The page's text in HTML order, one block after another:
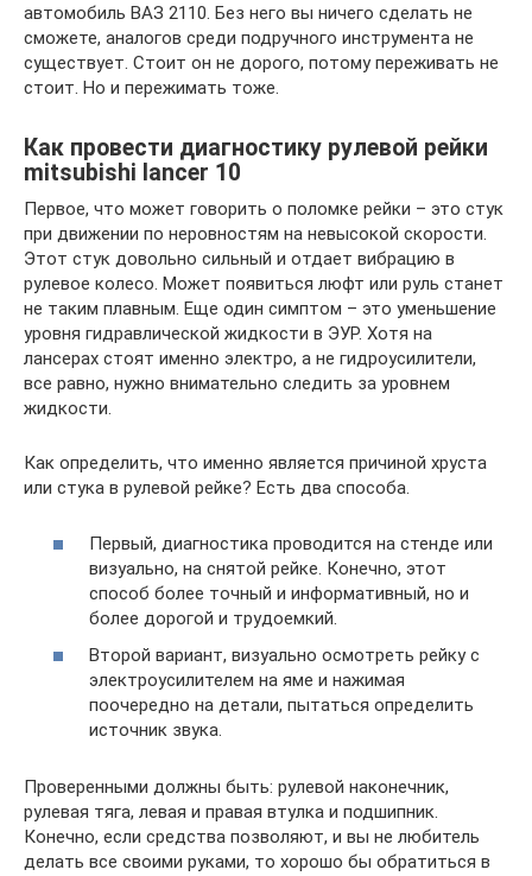
автомобиль ВАЗ 2110. Без него вы ничего сделать не
сможете, аналогов среди подручного инструмента не
существует. Стоит он не дорого, потому переживать не
стоит. Но и пережимать тоже.
Как провести диагностику рулевой рейки
mitsubishi lancer 10
Первое, что может говорить о поломке рейки – это стук
при движении по неровностям на невысокой скорости.
Этот стук довольно сильный и отдает вибрацию в
рулевое колесо. Может появиться люфт или руль станет
не таким плавным. Еще один симптом – это уменьшение
уровня гидравлической жидкости в ЭУР. Хотя на
лансерах стоят именно электро, а не гидроусилители,
все равно, нужно внимательно следить за уровнем
жидкости.
Как определить, что именно является причиной хруста
или стука в рулевой рейке? Есть два способа.
Первый, диагностика проводится на стенде или
визуально, на снятой рейке. Конечно, этот
способ более точный и информативный, но и
более дорогой и трудоемкий.
Второй вариант, визуально осмотреть рейку с
электроусилителем на яме и нажимая
поочередно на детали, пытаться определить
источник звука.
Проверенными должны быть: рулевой наконечник,
рулевая тяга, левая и правая втулка и подшипник.
Конечно, если средства позволяют, и вы не любитель
делать все своими руками, то хорошо бы обратиться в